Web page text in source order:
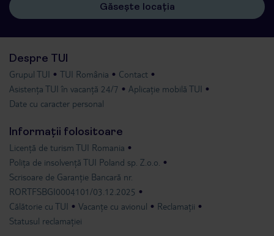
Găsește locația
Despre TUI
Grupul TUI TUI România
Contact
Asistența TUI în vacanță 24/7
Aplicație mobilă TUI
Date cu caracter personal
Informații folositoare
Licență de turism TUI Romania
Polița de insolvență TUI Poland sp. Z.o.o.
Scrisoare de Garanție Bancară nr.
RORTFSBGI0004101/03.12.2025
Călătorie cu TUI
Vacanțe cu avionul
Reclamații
Statusul reclamației